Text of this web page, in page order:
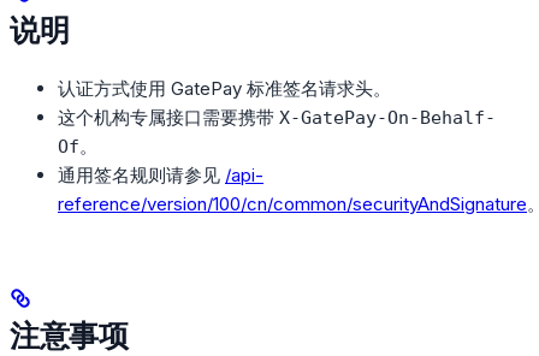
说明
认证方式使用 GatePay 标准签名请求头。
这个机构专属接口需要携带 X-GatePay-On-Behalf-
Of。
通用签名规则请参见 /api-
reference/version/100/cn/common/securityAndSignature
注意事项